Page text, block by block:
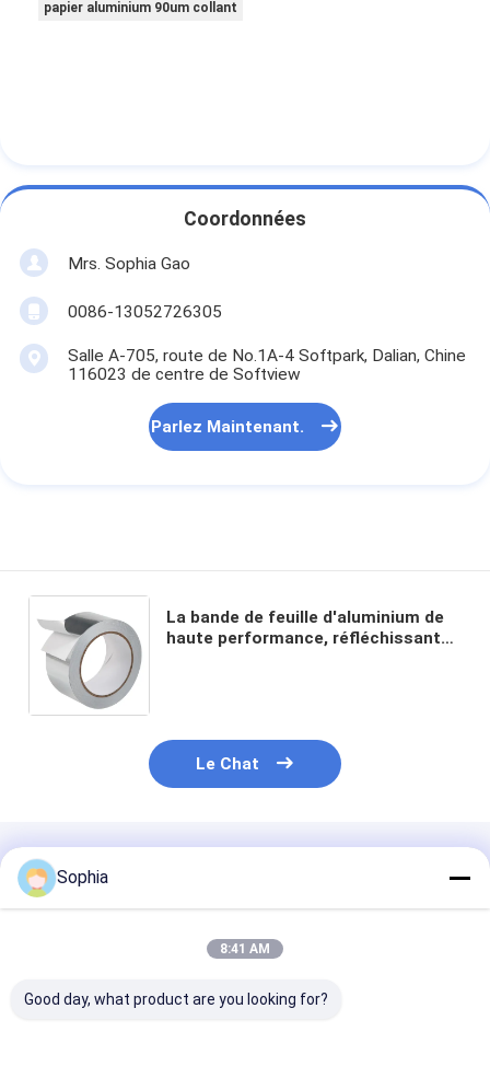
papier aluminium 90um collant
Coordonnées
Mrs. Sophia Gao
0086-13052726305
Salle A-705, route de No.1A-4 Softpark, Dalian, Chine
116023 de centre de Softview
Parlez Maintenant.
La bande de feuille d'aluminium de
haute performance, réfléchissante
Le Chat
Produits Recommandés
Sophia
8:41 AM
Good day, what product are you looking for?